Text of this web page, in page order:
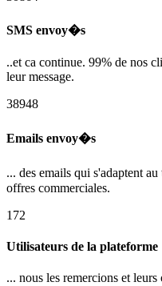
SMS envoy�s
..et ca continue. 99% de nos
leur message.
38948
Emails envoy�s
... des emails qui s'adaptent
offres commerciales.
172
Utilisateurs de la plateforme
... nous les remercions et leurs